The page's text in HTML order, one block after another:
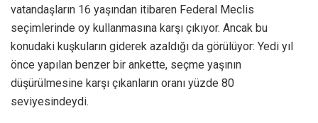
vatandaşların 16 yaşından itibaren Federal Meclis
seçimlerinde oy kullanmasına karşı çıkıyor. Ancak bu
konudaki kuşkuların giderek azaldığı da görülüyor: Yedi yıl
önce yapılan benzer bir ankette, seçme yaşının
düşürülmesine karşı çıkanların oranı yüzde 80
seviyesindeydi.